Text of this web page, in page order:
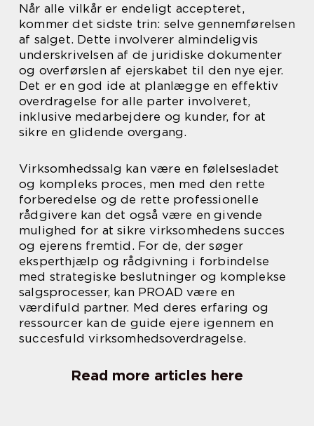
Når alle vilkår er endeligt accepteret,
kommer det sidste trin: selve gennemførelsen
af salget. Dette involverer almindeligvis
underskrivelsen af de juridiske dokumenter
og overførslen af ejerskabet til den nye ejer.
Det er en god ide at planlægge en effektiv
overdragelse for alle parter involveret,
inklusive medarbejdere og kunder, for at
sikre en glidende overgang.
Virksomhedssalg kan være en følelsesladet
og kompleks proces, men med den rette
forberedelse og de rette professionelle
rådgivere kan det også være en givende
mulighed for at sikre virksomhedens succes
og ejerens fremtid. For de, der søger
eksperthjælp og rådgivning i forbindelse
med strategiske beslutninger og komplekse
salgsprocesser, kan PROAD være en
værdifuld partner. Med deres erfaring og
ressourcer kan de guide ejere igennem en
succesfuld virksomhedsoverdragelse.
Read more articles here